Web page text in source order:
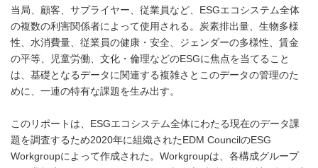
当局、顧客、サプライヤー、従業員など、ESGエコシステム全体
の複数の利害関係者によって使用される。炭素排出量、生物多様
性、水消費量、従業員の健康・安全、ジェンダーの多様性、賃金
の平等、児童労働、文化・倫理などのESGに焦点を当てること
は、基礎となるデータに関連する複雑さとこのデータの管理のた
めに、一連の特有な課題を生み出す。
このリポートは、ESGエコシステム全体にわたる現在のデータ課
題を調査するため2020年に組織されたEDM CouncilのESG
Workgroupによって作成された。Workgroupは、各構成グループ